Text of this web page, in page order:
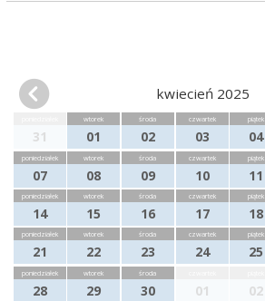
kwiecień 2025
31
wtorek
01
środa
02
czwartek
03
piątek
04
poniedziałek
07
wtorek
08
środa
09
czwartek
10
piątek
11
poniedziałek
14
wtorek
15
środa
16
czwartek
17
piątek
18
poniedziałek
21
wtorek
22
środa
23
czwartek
24
piątek
25
poniedziałek
28
wtorek
29
środa
30 01 02